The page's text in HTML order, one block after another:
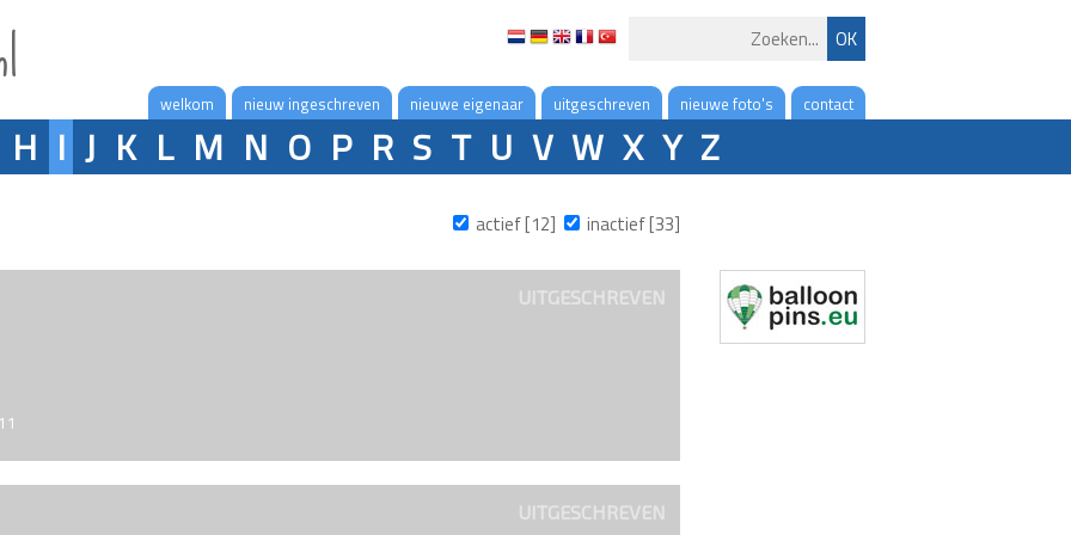
contact
nieuwe foto's
uitgeschreven
nieuwe eigenaar
nieuw ingeschreven
welkom
H I J K L M N O P R S T U V W X Y Z
actief [12] inactief [33]
UITGESCHREVEN
UITGESCHREVEN